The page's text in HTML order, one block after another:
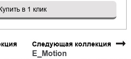
в 1 клик
Следующая коллекция
E_Motion